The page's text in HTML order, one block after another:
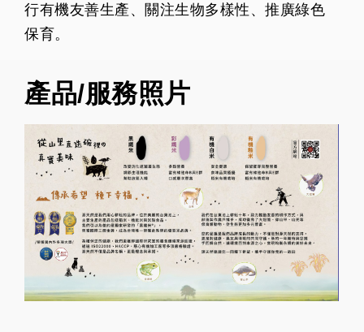
行有機友善生產、關注生物多樣性、推廣綠色
保育。
產品/服務照片